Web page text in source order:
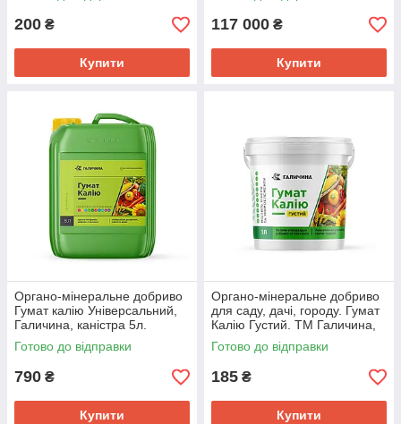
200 ₴
Купити
117 000 ₴
Купити
Органо-мінеральне добриво
Гумат калію Універсальний,
Галичина, каністра 5л.
Готово до відправки
790 ₴
Купити
Органо-мінеральне добриво
для саду, дачі, городу. Гумат
Калію Густий. ТМ Галичина,
відро 1 л.
Готово до відправки
185 ₴
Купити